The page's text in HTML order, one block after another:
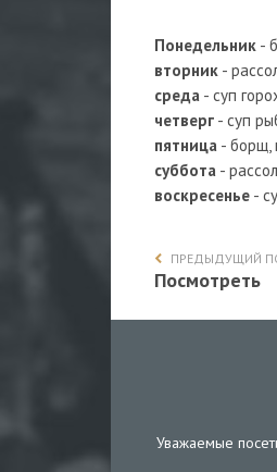
Понедельник -
вторник -
среда - суп
четверг - суп
пятница - борщ,
суббота -
воскресенье -
ПРЕДЫДУЩИЙ
Посмотреть
Уважаемые